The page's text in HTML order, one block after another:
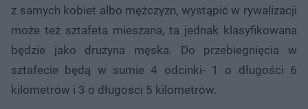
z samych kobiet albo mężczyzn, wystąpić w rywalizacji
może też sztafeta mieszana, ta jednak klasyfikowana
będzie jako drużyna męska. Do przebiegnięcia w
sztafecie będą w sumie 4 odcinki- 1 o długości 6
kilometrów i 3 o długości 5 kilometrów.